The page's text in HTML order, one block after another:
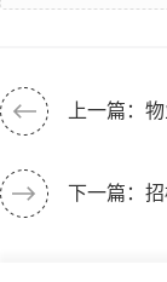
上一篇：
下一篇：